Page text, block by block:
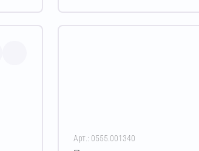
Арт.: 0555.001340